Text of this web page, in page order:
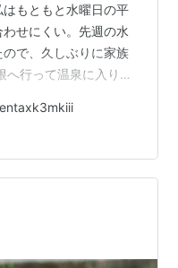
もともと水曜日の平
せにくい。先週の水
で、久しぶりに家族
へ行って温泉に入り、
よりだいぶ涼しく、
差しは強烈でした。
。 <Pentax K-3 Mark
PENTAX